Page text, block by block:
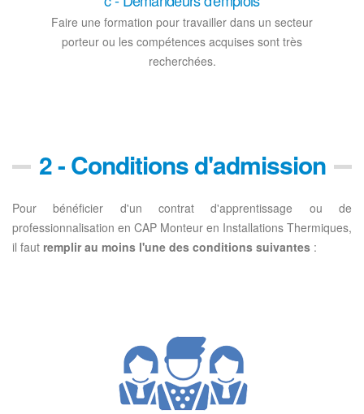
Faire une formation pour travailler dans un secteur
porteur ou les compétences acquises sont très
recherchées.
2 - Conditions d'admission
Pour bénéficier d'un contrat d'apprentissage ou de
professionnalisation en CAP Monteur en Installations Thermiques,
il faut remplir au moins l'une des conditions suivantes :